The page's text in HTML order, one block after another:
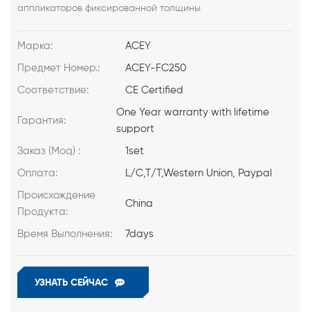
аппликаторов фиксированной толщины
Марка: ACEY
Предмет Номер.: ACEY-FC250
Соответствие: CE Certified
Гарантия:
One Year warranty with lifetime
support
Заказ (Moq) : 1set
Оплата: L/C,T/T,Western Union, Paypal
Происхождение
Продукта:
China
Время Выполнения: 7days
УЗНАТЬ СЕЙЧАС